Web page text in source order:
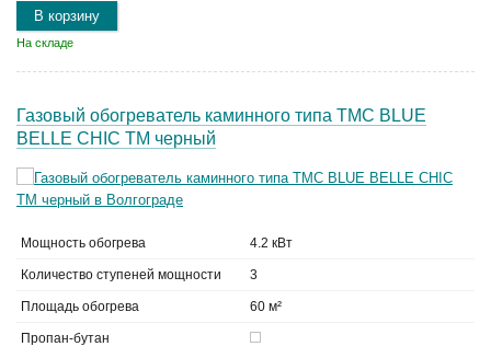
В корзину
На складе
Газовый обогреватель каминного типа TMC BLUE
BELLE CHIC TM черный
Мощность обогрева 4.2 кВт
Количество ступеней мощности 3
Площадь обогрева 60 м²
Пропан-бутан